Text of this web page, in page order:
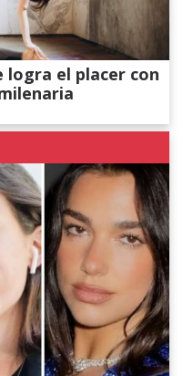
logra el placer con